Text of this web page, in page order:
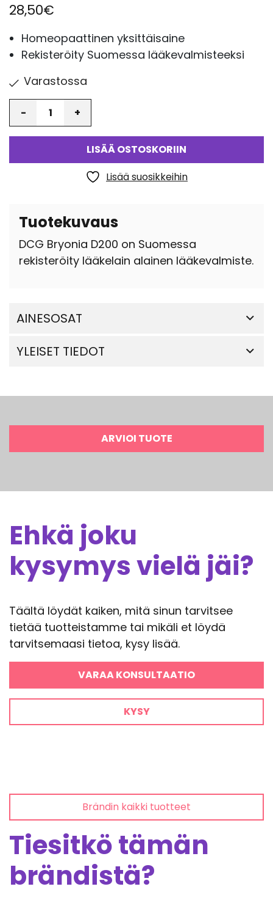
28,50€
Homeopaattinen yksittäisaine
Rekisteröity Suomessa lääkevalmisteeksi
Varastossa
LISÄÄ OSTOSKORIIN
Lisää suosikkeihin
Tuotekuvaus
DCG Bryonia D200 on Suomessa
rekisteröity lääkelain alainen lääkevalmiste.
AINESOSAT
YLEISET TIEDOT
ARVIOI TUOTE
Ehkä joku
kysymys vielä jäi?
Täältä löydät kaiken, mitä sinun tarvitsee
tietää tuotteistamme tai mikäli et löydä
tarvitsemaasi tietoa, kysy lisää.
VARAA KONSULTAATIO
KYSY
Brändin kaikki tuotteet
Tiesitkö tämän
brändistä?